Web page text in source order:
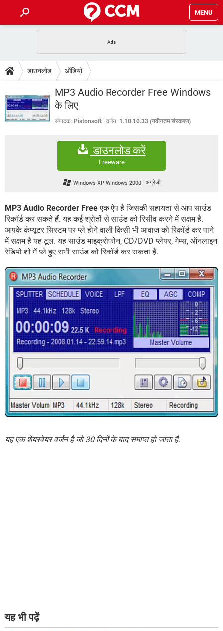
MENU
फोन पर अकाउंट बैलेंस चेक
WhatsApp Hack हो गया? Lucky Patcher यूज करें
टेक-स्पेशल
2020 के फ्री एंटीवायरस
बेस्ट फ्री ऑनलाइन गेम्स
Vidmate
FORUM
कंप्यूटर बस
डाउनलोड ऑडियो
MP3 Audio Recorder Free Windows
के लिए
संपादक: Pistonsoft वर्जन: 1.10.10.33 (नवीनतम संस्करण)
डाउनलोड करें
Freeware
Windows XP Windows 2000 - अंग्रेजी
MP3 Audio Recorder Freeएक ऐप है जिसकी सहायता से आप साउंड
रिकॉर्ड कर सकते हैं. यह कई श्रोतों से साउंड को रिसीव करने में सक्षम है.
आपके कंप्यूटर सिस्टम पर प्ले होने वाली किसी भी आवाज को रिकॉर्ड कर पाने
में सक्षम है यह टूल. यह साउंड माइक्रोफोन, CD/DVD प्लेयर, गेम्स, ऑनलाइन
रेडियो शो में प्ले हुए सभी साउंड को रिकॉर्ड कर सकता है.
यह एक शेयरवेयर वर्जन है जो 30 दिनों के बाद समाप्त हो जाता है.
यह भी पढ़ें